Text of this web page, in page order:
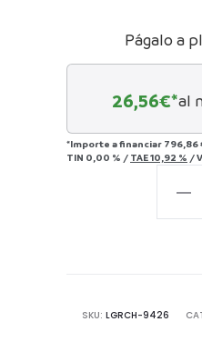
Págalo a
26,56€*al
*Importe a financiar 796,86
TIN 0,00 % / TAE10,92 % /
SKU: LGRCH-9426